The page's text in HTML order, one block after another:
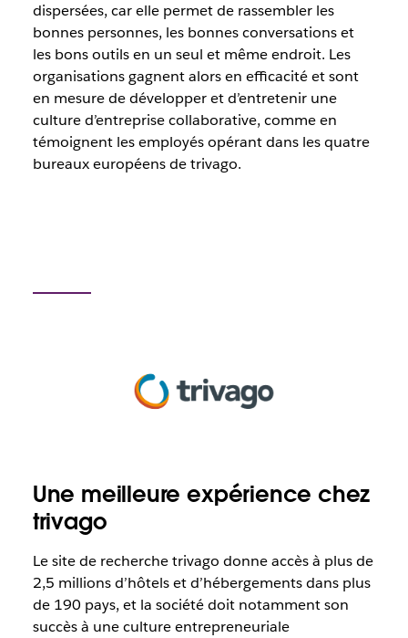
dispersées, car elle permet de rassembler les
bonnes personnes, les bonnes conversations et
les bons outils en un seul et même endroit. Les
organisations gagnent alors en efficacité et sont
en mesure de développer et d’entretenir une
culture d’entreprise collaborative, comme en
témoignent les employés opérant dans les quatre
bureaux européens de trivago.
Une meilleure expérience chez
trivago
Le site de recherche trivago donne accès à plus de
2,5 millions d’hôtels et d’hébergements dans plus
de 190 pays, et la société doit notamment son
succès à une culture entrepreneuriale